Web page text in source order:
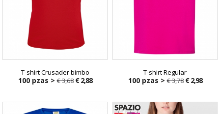
T-shirt Crusader bimbo
100 pzas >€ 3,68 € 2,88
T-shirt Regular
100 pzas >€ 3,78 € 2,98